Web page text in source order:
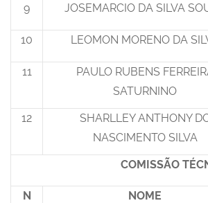
9 JOSEMARCIO DA SILVA
10 LEOMON MORENO DA
11
PAULO RUBENS
SATURNINO
12
SHARLLEY ANTHONY
NASCIMENTO SILVA
COMISSÃO
N NOME